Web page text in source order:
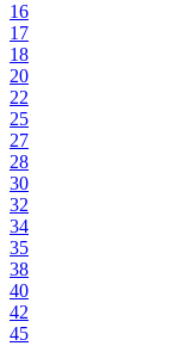
16
17
18
20
22
25
27
28
30
32
34
35
38
40
42
45